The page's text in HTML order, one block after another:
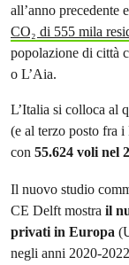
all’anno precedente
CO₂ di 555 mila
popolazione di città
o L’Aia.
L’Italia si colloca al
(e al terzo posto fra
con 55.624 voli nel
Il nuovo studio
CE Delft mostra il
privati in Europa
negli anni 2020-